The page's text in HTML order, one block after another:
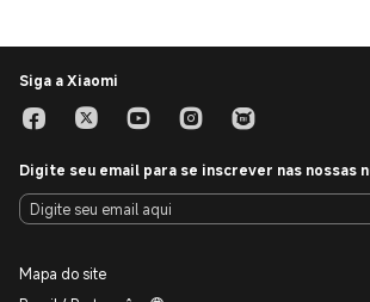
Siga a Xiaomi
Digite seu email para se inscrever nas nossas
Mapa do site